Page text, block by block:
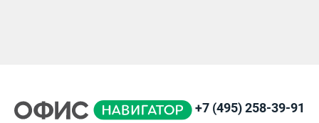
+7 (495) 258-39-91